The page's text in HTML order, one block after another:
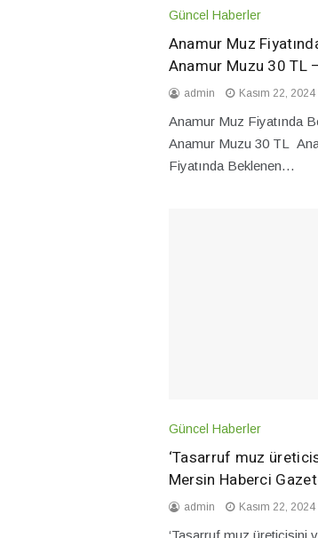
Güncel Haberler
Anamur Muz
Anamur Muzu 30 TL
admin Kasım 22, 2024
Anamur Muz Fiyatında
Anamur Muzu 30 TL
Fiyatında Beklenen…
Güncel Haberler
‘Tasarruf muz
Mersin Haberci
admin Kasım 22, 2024
‘Tasarruf muz üreticisini